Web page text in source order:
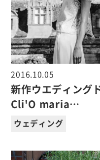
2016.10.05
新作ウエディング
Cli'O maria…
ウェディング